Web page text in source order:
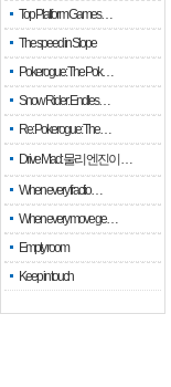
Top Platform Games…
The speed in Slope
Pokerogue: The Pok…
Snow Rider: Endles…
Re: Pokerogue: The…
Drive Mad: 물리 엔진이 …
When every fractio…
When every move ge…
Empty room
Keep in touch